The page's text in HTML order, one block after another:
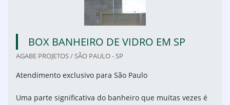
BOX BANHEIRO DE VIDRO EM SP
AGABE PROJETOS / SÃO PAULO - SP
Atendimento exclusivo para São Paulo
Uma parte significativa do banheiro que muitas vezes é